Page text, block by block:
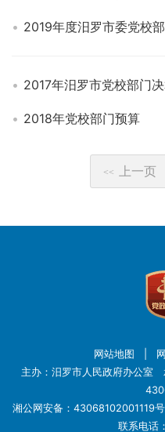
2019年度汨罗市委党校
2017年汨罗市党校部门
2018年党校部门预算
<< 上一页
网站地图
主办：汨罗市人民政府办公室
湘公网安备：43068102001119号
联系电话